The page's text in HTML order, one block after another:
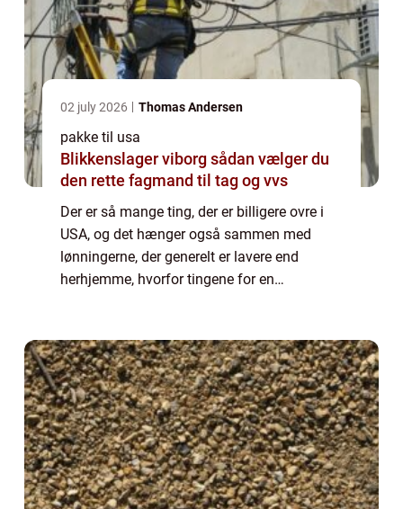
02 july 2026 Thomas Andersen
pakke til usa
Blikkenslager viborg sådan vælger du
den rette fagmand til tag og vvs
Der er så mange ting, der er billigere ovre i
USA, og det hænger også sammen med
lønningerne, der generelt er lavere end
herhjemme, hvorfor tingene for en
danskere k...